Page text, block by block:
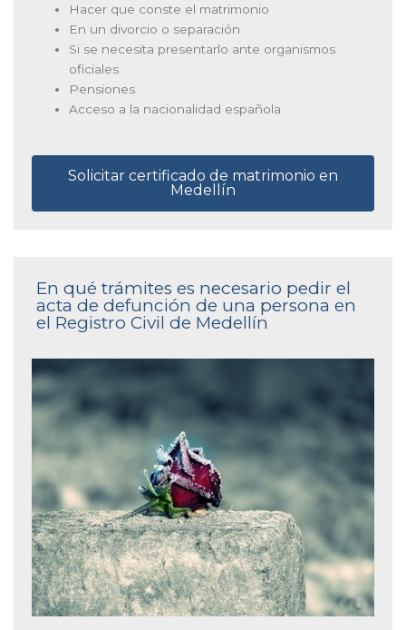
Hacer que conste el matrimonio
En un divorcio o separación
Si se necesita presentarlo ante organismos
oficiales
Pensiones
Acceso a la nacionalidad española
Solicitar certificado de matrimonio en
Medellín
En qué trámites es necesario pedir el
acta de defunción de una persona en
el Registro Civil de Medellín